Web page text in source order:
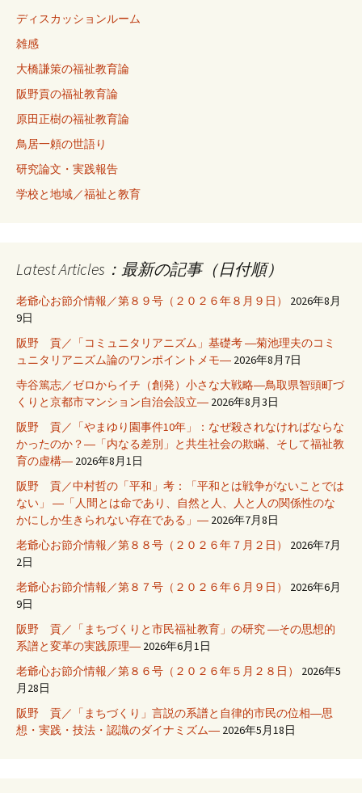
ディスカッションルーム
雑感
大橋謙策の福祉教育論
阪野貢の福祉教育論
原田正樹の福祉教育論
鳥居一頼の世語り
研究論文・実践報告
学校と地域／福祉と教育
Latest Articles：最新の記事（日付順）
老爺心お節介情報／第８９号（２０２６年８月９日）
2026年8月
9日
阪野 貢／「コミュニタリアニズム」基礎考 ―菊池理夫のコミ
ュニタリアニズム論のワンポイントメモ― 2026年8月7日
寺谷篤志／ゼロからイチ（創発）小さな大戦略―鳥取県智頭町づ
くりと京都市マンション自治会設立― 2026年8月3日
阪野 貢／「やまゆり園事件10年」：なぜ殺されなければならな
かったのか？―「内なる差別」と共生社会の欺瞞、そして福祉教
育の虚構― 2026年8月1日
阪野 貢／中村哲の「平和」考：「平和とは戦争がないことでは
ない」 ―「人間とは命であり、自然と人、人と人の関係性のな
かにしか生きられない存在である」― 2026年7月8日
老爺心お節介情報／第８８号（２０２６年７月２日）
2026年7月
2日
老爺心お節介情報／第８７号（２０２６年６月９日）
2026年6月
9日
阪野 貢／「まちづくりと市民福祉教育」の研究 ―その思想的
系譜と変革の実践原理― 2026年6月1日
老爺心お節介情報／第８６号（２０２６年５月２８日）
2026年5
月28日
阪野 貢／「まちづくり」言説の系譜と自律的市民の位相―思
想・実践・技法・認識のダイナミズム― 2026年5月18日